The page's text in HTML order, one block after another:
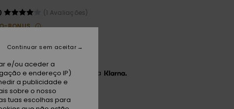
(1 Avaliações)
BONUS
€
3 x 70,00 € sem juros com a
PROMO 25% EXTRA
e/ou aceder a
e endereço IP)
a publicidade e
sobre o nosso
tuas escolhas para
Continuar sem aceitar